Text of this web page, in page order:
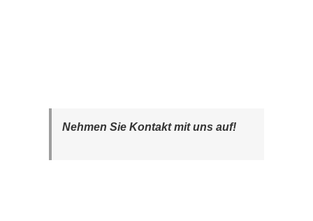
Nehmen Sie Kontakt mit uns auf!